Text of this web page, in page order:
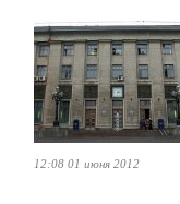
12:08 01 июня 2012